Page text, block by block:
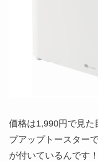
価格は1,990円で見た
プアップトースター
が付いているんです！